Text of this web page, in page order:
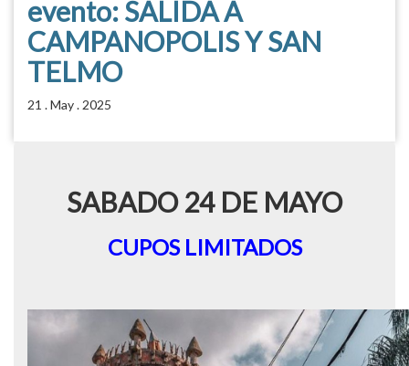
evento: SALIDA A
CAMPANOPOLIS Y SAN
TELMO
21 . May . 2025
SABADO 24 DE MAYO
CUPOS LIMITADOS